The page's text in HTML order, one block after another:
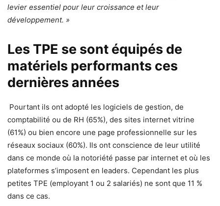
levier essentiel pour leur croissance et leur
développement. »
Les TPE se sont équipés de
matériels performants ces
dernières années
Pourtant ils ont adopté les logiciels de gestion, de
comptabilité ou de RH (65%), des sites internet vitrine
(61%) ou bien encore une page professionnelle sur les
réseaux sociaux (60%). Ils ont conscience de leur utilité
dans ce monde où la notoriété passe par internet et où les
plateformes s’imposent en leaders. Cependant les plus
petites TPE (employant 1 ou 2 salariés) ne sont que 11 %
dans ce cas.